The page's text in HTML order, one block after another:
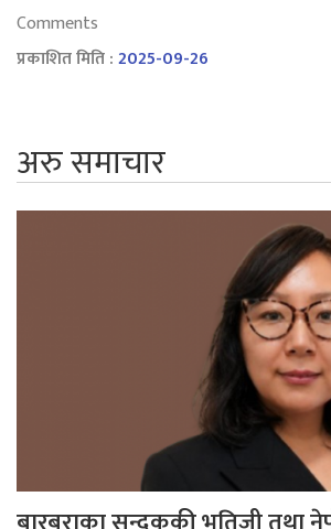
Comments
प्रकाशित मिति :2025-09-26
अरु समाचार